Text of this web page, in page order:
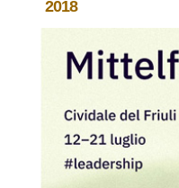
2018